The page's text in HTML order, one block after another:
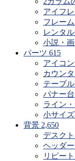
アイフ
フレー
レンタ
小説・
パーツ 615
アイコ
カウン
テーブ
バナー台
ライン
小サイ
背景 2,650
デスク
ヘッダ
リピー